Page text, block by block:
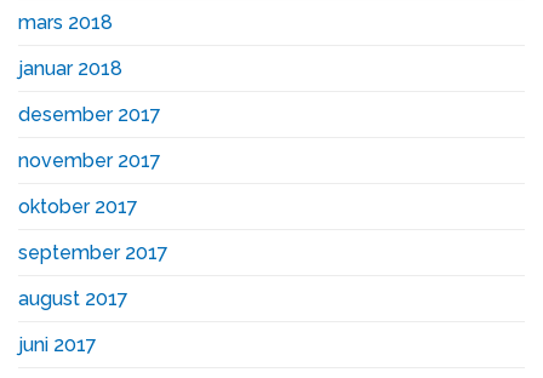
mars 2018
januar 2018
desember 2017
november 2017
oktober 2017
september 2017
august 2017
juni 2017